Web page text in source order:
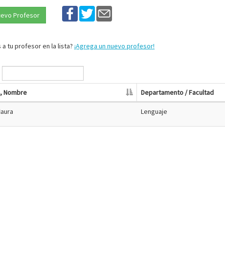
Profesor
a tu profesor en la lista? ¡Agrega un nuevo profesor!
Nombre Departamento / Facultad
Lenguaje